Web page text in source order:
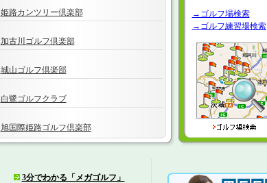
姫路カンツリー倶楽部
加古川ゴルフ倶楽部
城山ゴルフ倶楽部
白鷺ゴルフクラブ
旭国際姫路ゴルフ倶楽部
→ゴルフ場検索
→ ゴルフ練習場検索
3分でわかる「メガゴルフ」